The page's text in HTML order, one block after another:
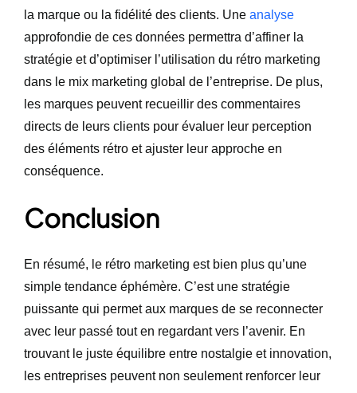
la marque ou la fidélité des clients. Une analyse
approfondie de ces données permettra d’affiner la
stratégie et d’optimiser l’utilisation du rétro marketing
dans le mix marketing global de l’entreprise. De plus,
les marques peuvent recueillir des commentaires
directs de leurs clients pour évaluer leur perception
des éléments rétro et ajuster leur approche en
conséquence.
Conclusion
En résumé, le rétro marketing est bien plus qu’une
simple tendance éphémère. C’est une stratégie
puissante qui permet aux marques de se reconnecter
avec leur passé tout en regardant vers l’avenir. En
trouvant le juste équilibre entre nostalgie et innovation,
les entreprises peuvent non seulement renforcer leur